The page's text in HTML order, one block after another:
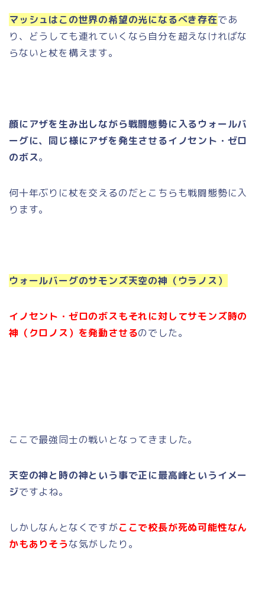
マッシュはこの世界の希望の光になるべき存在であ
り、どうしても連れていくなら自分を超えなければな
らないと杖を構えます。
顔にアザを生み出しながら戦闘態勢に入るウォールバ
ーグに、同じ様にアザを発生させるイノセント・ゼロ
のボス。
何十年ぶりに杖を交えるのだとこちらも戦闘態勢に入
ります。
ウォールバーグのサモンズ天空の神（ウラノス）
イノセント・ゼロのボスもそれに対してサモンズ時の
神（クロノス）を発動させるのでした。
ここで最強同士の戦いとなってきました。
天空の神と時の神という事で正に最高峰というイメー
ジですよね。
しかしなんとなくですがここで校長が死ぬ可能性なん
かもありそうな気がしたり。